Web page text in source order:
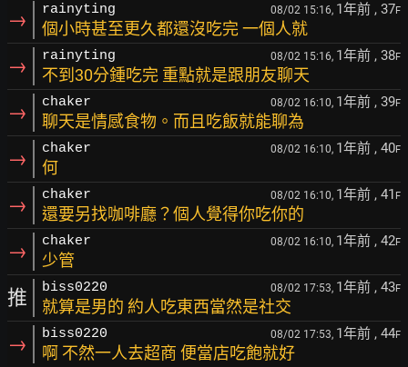
→ rainyting 08/02 15:16, 1年前 , 37F
個小時甚至更久都還沒吃完 一個人就
→ rainyting 08/02 15:16, 1年前 , 38F
不到30分鍾吃完 重點就是跟朋友聊天
→ chaker 08/02 16:10, 1年前 , 39F
聊天是情感食物。而且吃飯就能聊為
→ chaker 08/02 16:10, 1年前 , 40F
何
→ chaker 08/02 16:10, 1年前 , 41 F
還要另找咖啡廳？個人覺得你吃你的
→ chaker 08/02 16:10, 1年前 , 42F
少管
推 biss0220 08/02 17:53, 1年前 , 43F
就算是男的 約人吃東西當然是社交
→ biss0220 08/02 17:53, 1年前 , 44F
啊 不然一人去超商 便當店吃飽就好